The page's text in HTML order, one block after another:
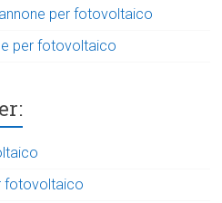
per fotovoltaico
per fotovoltaico
fotovoltaico